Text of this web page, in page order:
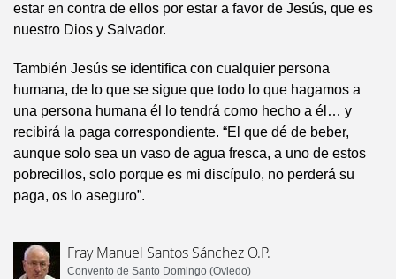
estar en contra de ellos por estar a favor de Jesús, que es
nuestro Dios y Salvador.
También Jesús se identifica con cualquier persona
humana, de lo que se sigue que todo lo que hagamos a
una persona humana él lo tendrá como hecho a él… y
recibirá la paga correspondiente. “El que dé de beber,
aunque solo sea un vaso de agua fresca, a uno de estos
pobrecillos, solo porque es mi discípulo, no perderá su
paga, os lo aseguro”.
Fray Manuel Santos Sánchez O.P.
Convento de Santo Domingo (Oviedo)